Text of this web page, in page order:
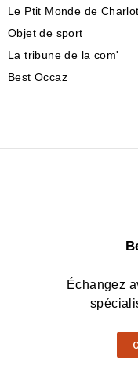
Le Ptit Monde de
Objet de sport
La tribune de la com'
Best Occaz
Échangez